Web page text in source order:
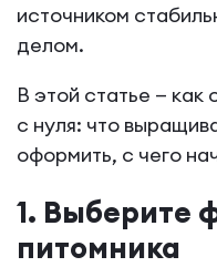
источником
делом.
В этой статье — как
с нуля: что
оформить, с чего
1. Выберите
питомника